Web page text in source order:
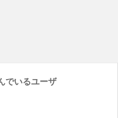
でいるユーザ